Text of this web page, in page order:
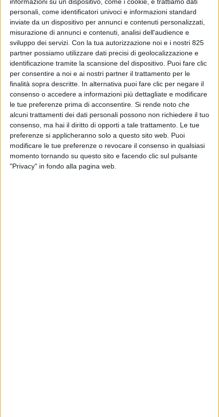
personali, come identificatori univoci e informazioni standard
inviate da un dispositivo per annunci e contenuti personalizzati,
misurazione di annunci e contenuti, analisi dell'audience e
sviluppo dei servizi. Con la tua autorizzazione noi e i nostri 825
partner possiamo utilizzare dati precisi di geolocalizzazione e
identificazione tramite la scansione del dispositivo. Puoi fare clic
per consentire a noi e ai nostri partner il trattamento per le
finalità sopra descritte. In alternativa puoi fare clic per negare il
consenso o accedere a informazioni più dettagliate e modificare
le tue preferenze prima di acconsentire. Si rende noto che
alcuni trattamenti dei dati personali possono non richiedere il tuo
consenso, ma hai il diritto di opporti a tale trattamento. Le tue
preferenze si applicheranno solo a questo sito web. Puoi
modificare le tue preferenze o revocare il consenso in qualsiasi
momento tornando su questo sito e facendo clic sul pulsante
"Privacy" in fondo alla pagina web.
Genova, Gioia e La Spezia
restano i tre porti italiani più
connessi da linee container
TRASPORTI 2 LUGLIO 2026